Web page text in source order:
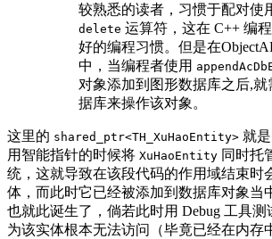
较熟悉的读者，习惯于配对使
delete 运算符，这在 C++ 编
好的编程习惯。但是在
中，当编程者使用
对象添加到图形数据库之后,就
据库来操作该对象。
这里的 shared_ptr<TH_XuHaoEntity> 就
用智能指针的时候将 XuHaoEntity 同时托
统，这就导致在该段代码的作用域结束时
体，而此时它已经被添加到数据库对象当
也就此诞生了，倘若此时用 Debug 工具测
为该实体根本无法访问（毕竟已经在内存